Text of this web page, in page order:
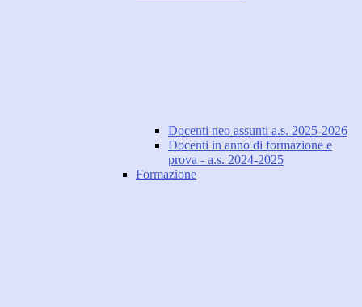
Docenti neo assunti a.s. 2025-2026
Docenti in anno di formazione e
prova - a.s. 2024-2025
Formazione